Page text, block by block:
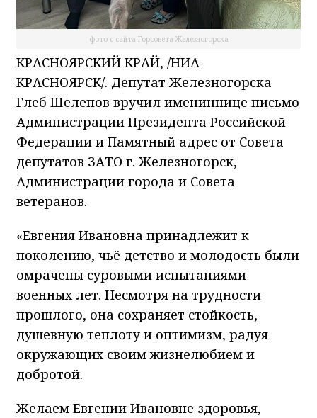
фото с сайта Горсовета Железногорска
КРАСНОЯРСКИЙ КРАЙ, /НИА-
КРАСНОЯРСК/. Депутат Железногорска
Глеб Шелепов вручил имениннице письмо
Администрации Президента Российской
Федерации и Памятный адрес от Совета
депутатов ЗАТО г. Железногорск,
Администрации города и Совета
ветеранов.
«Евгения Ивановна принадлежит к
поколению, чьё детство и молодость были
омрачены суровыми испытаниями
военных лет. Несмотря на трудности
прошлого, она сохраняет стойкость,
душевную теплоту и оптимизм, радуя
окружающих своим жизнелюбием и
добротой.
Желаем Евгении Ивановне здоровья,